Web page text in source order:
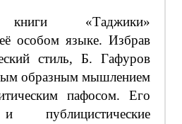
книги «Таджики»
особом языке. Избрав
стиль, Б. Гафуров
образным мышлением
пафосом. Его
публицистические